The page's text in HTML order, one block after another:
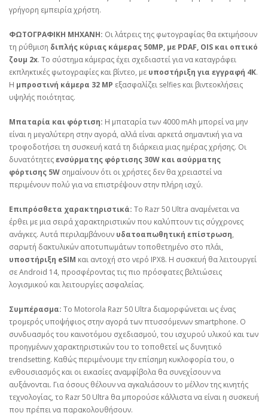
γρήγορη εμπειρία χρήστη.
ΦΩΤΟΓΡΑΦΙΚΗ ΜΗΧΑΝΗ: Οι λάτρεις της φωτογραφίας θα εκτιμήσουν
τη ρύθμιση διπλής κύριας κάμερας 50MP, με PDAF, OIS και οπτικό
ζουμ 2x. Το σύστημα κάμερας έχει σχεδιαστεί για να καταγράφει
εκπληκτικές φωτογραφίες και βίντεο, με υποστήριξη για εγγραφή 4K.
Η μπροστινή κάμερα 32 MP εξασφαλίζει selfies και βιντεοκλήσεις
υψηλής ποιότητας.
Μπαταρία και φόρτιση: Η μπαταρία των 4000 mAh μπορεί να μην
είναι η μεγαλύτερη στην αγορά, αλλά είναι αρκετά σημαντική για να
τροφοδοτήσει τη συσκευή κατά τη διάρκεια μιας ημέρας χρήσης. Οι
δυνατότητεςενσύρματης φόρτισης 30W και ασύρματης
φόρτισης 5W σημαίνουν ότι οι χρήστες δεν θα χρειαστεί να
περιμένουν πολύ για να επιστρέψουν στην πλήρη ισχύ.
Επιπρόσθετα χαρακτηριστικά: Το Razr 50 Ultra αναμένεται να
έρθει με μια σειρά χαρακτηριστικών που καλύπτουν τις σύγχρονες
ανάγκες. Αυτά περιλαμβάνουν υδατοαπωθητική επίστρωση,
σαρωτή δακτυλικών αποτυπωμάτων τοποθετημένο στο πλάι,
υποστήριξη eSIM και αντοχή στο νερό IPX8. Η συσκευή θα λειτουργεί
σε Android 14, προσφέροντας τις πιο πρόσφατες βελτιώσεις
λογισμικού και λειτουργίες ασφαλείας.
Συμπέρασμα: Το Motorola Razr 50 Ultra διαμορφώνεται ως ένας
τρομερός υποψήφιος στην αγορά των πτυσσόμενων smartphone. Ο
συνδυασμός του καινοτόμου σχεδιασμού, του ισχυρού υλικού και των
προηγμένων χαρακτηριστικών του το τοποθετεί ως δυνητικό
trendsetting. Καθώς περιμένουμε την επίσημη κυκλοφορία του, ο
ενθουσιασμός και οι εικασίες αναμφίβολα θα συνεχίσουν να
αυξάνονται. Για όσους θέλουν να αγκαλιάσουν το μέλλον της κινητής
τεχνολογίας, το Razr 50 Ultra θα μπορούσε κάλλιστα να είναι η συσκευή
που πρέπει να παρακολουθήσουν.